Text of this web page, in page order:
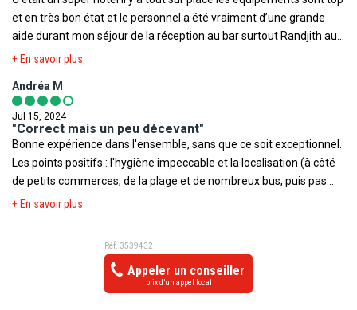
et en très bon état et le personnel a été vraiment d’une grande
aide durant mon séjour de la réception au bar surtout Randjith au
bar de la piscine merci à lui .Je n’ai pas trop aimé la vue sur la route
emplacement. Le rooftop est magnifique. Je recommanderais.
+ En savoir plus
Andréa M
Jul 15, 2024
"Correct mais un peu décevant"
Bonne expérience dans l'ensemble, sans que ce soit exceptionnel.
Les points positifs : l'hygiène impeccable et la localisation (à côté
de petits commerces, de la plage et de nombreux bus, puis pas
très loin non plus du centre-ville). Les points négatifs : le manque
petits équipements utiles quand on est en vacances, comme un
étendoir par exemple ), la nourriture qui n'est pas terrible, le
manque de sympathie de l'accueil ou encore tout simplement le
+ En savoir plus
Réf. 3539432
Appeler un conseiller
prix d’un appel local